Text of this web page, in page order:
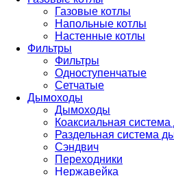
Газовые котлы
Напольные котлы
Настенные котлы
Фильтры
Фильтры
Одноступенчатые
Сетчатые
Дымоходы
Дымоходы
Коаксиальная
Раздельная система
Сэндвич
Переходники
Нержавейка